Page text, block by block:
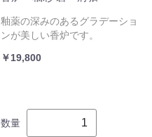
釉薬の深みのあるグラデーショ
ンが美しい香炉です。
￥19,800
数量